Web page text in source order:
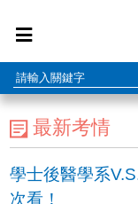
最新考情
學士後醫學系
次看！